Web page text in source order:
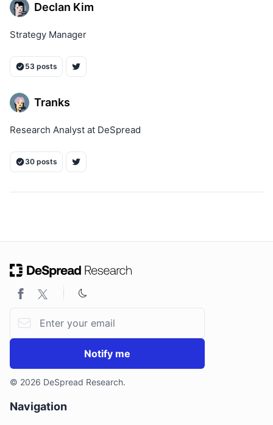
Declan Kim
Strategy Manager
53 posts
Tranks
Research Analyst at DeSpread
30 posts
1.2. 연준과 트럼프 간의 신경전, 그리고 금리와 인플레이션
2. 나 혼자만 레벨업하는 AI 섹터
Notify me
© 2026 DeSpread Research.
Navigation